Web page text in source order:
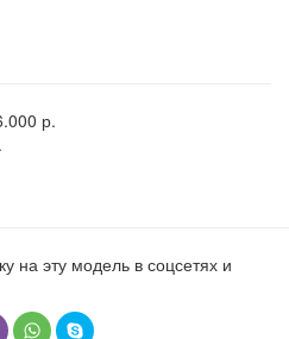
р.
на эту модель в соцсетях и